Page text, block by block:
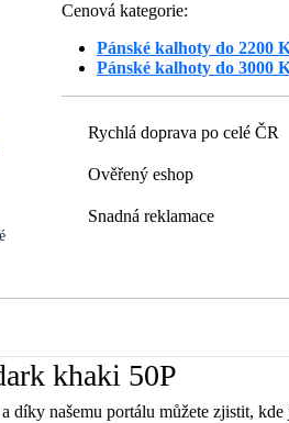
Cenová kategorie:
Pánské kalhoty do 2200
Pánské kalhoty do 3000
Rychlá doprava po celé ČR
Ověřený eshop
Snadná reklamace
khaki 50P
a díky našemu portálu můžete zjistit,